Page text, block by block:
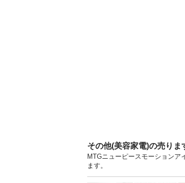
その他(美容家電)の売り
MTGニューピースモーション
ます。